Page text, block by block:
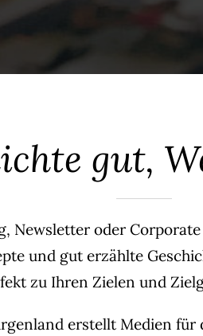
gut,
Newsletter oder Corporate
und gut erzählte
zu Ihren Zielen und
erstellt Medien